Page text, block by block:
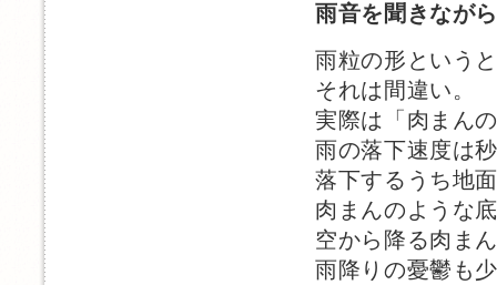
雨音を聞きなが
雨粒の形という
それは間違い。
実際は「肉まん
雨の落下速度は
落下するうち地
肉まんのような
空から降る肉ま
雨降りの憂鬱も